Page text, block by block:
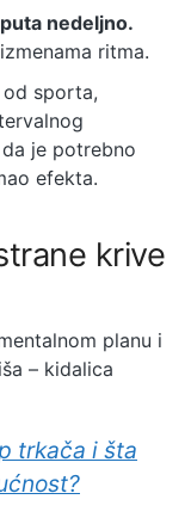
nedeljno.
ritma.
sporta,
je potrebno
efekta.
krive
planu i
– kidalica
trkača i šta